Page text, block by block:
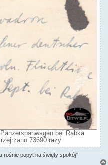
bei Rabka
73690 razy
rośnie popyt na święty spokój"